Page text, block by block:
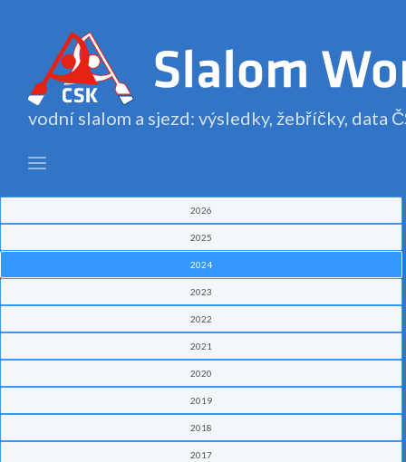
vodní slalom a sjezd: výsledky, žebříčky, data
2026
2025
2024
2023
2022
2021
2020
2019
2018
2017